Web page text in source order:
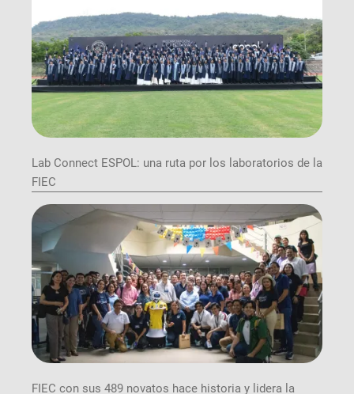
Lab Connect ESPOL: una ruta por los laboratorios de la
FIEC
FIEC con sus 489 novatos hace historia y lidera la